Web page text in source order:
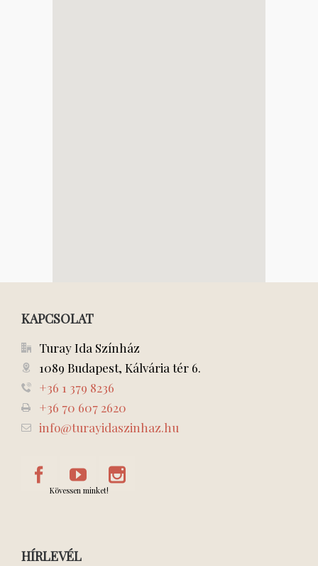
KAPCSOLAT
Turay Ida Színház
1089 Budapest, Kálvária tér 6.
+36 1 379 8236
+36 70 607 2620
info@turayidaszinhaz.hu
Kövessen minket!
HÍRLEVÉL